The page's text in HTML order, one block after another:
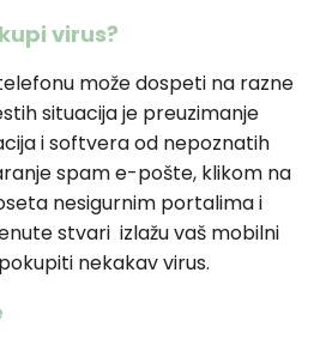
virus?
može dospeti na razne
situacija je preuzimanje
i softvera od nepoznatih
spam e-pošte, klikom na
nesigurnim portalima i
stvari izlažu vaš mobilni
nekakav virus.